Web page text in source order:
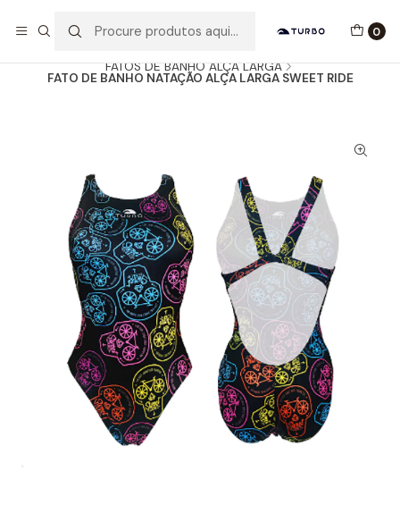
0
FATOS DE BANHO ALÇA LARGA
FATO DE BANHO NATAÇÃO ALÇA LARGA SWEET RIDE